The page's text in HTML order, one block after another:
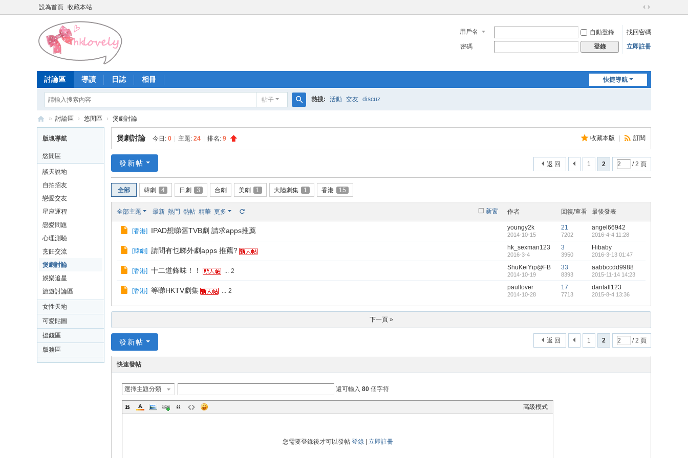
設為首頁 收藏本站
切
到
寬
用戶名 自動登錄
找回密碼
密碼
登錄 立即註冊
快捷導航
討論區 導讀 日誌 相冊
帖子
索
熱搜: 活動 交友 discuz
港
少
壇
» 討論區 › 悠閒區 › 煲劇討論
版塊導航
悠閒區
談天說地
自拍招友
戀愛交友
星座運程
戀愛問題
心理測驗
烹飪交流
煲劇討論
娛樂追星
旅遊討論區
女性天地
可愛貼圖
搵錢區
版務區
收藏本版 訂閱
煲劇討論 今日: 0 主題: 24 排名: 9
1 2 / 2 頁
返 回
發新帖
全部 韓劇 4 日劇 3 台劇 美劇 1 大陸劇集 1 香港 15
新窗
全部主題 最新 熱門 熱帖 精華 更多 作者 回復/查看 最後發表
[香港] IPAD想睇舊TVB劇 請求apps推薦 youngy2k
2014-10-15
21
7202
angel66942
2016-4-4 11:28
[韓劇] 請問有乜睇外劇apps 推薦? hk_sexman123
2016-3-4
3
3950
Hibaby
2016-3-13 01:47
[香港] 十二道鋒味！！ ... 2 ShuKeiYip@FB
2014-10-19
33
8393
aabbccdd9988
2015-11-14 14:23
[香港] 等睇HKTV劇集 ... 2 paullover
2014-10-28
17
7713
dantall123
2015-8-4 13:36
下一頁 »
1 2 / 2 頁
返 回
發新帖
快速發帖
選擇主題分類 還可輸入 80 個字符
高級模式
您需要登錄後才可以發帖 登錄| 立即註冊